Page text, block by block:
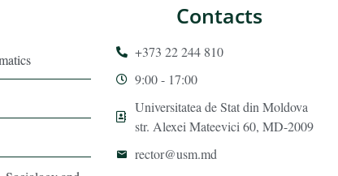
Contacts
+373 22 244 810
9:00 - 17:00
Universitatea de Stat din Moldova
str. Alexei Mateevici 60, MD-2009
rector@usm.md